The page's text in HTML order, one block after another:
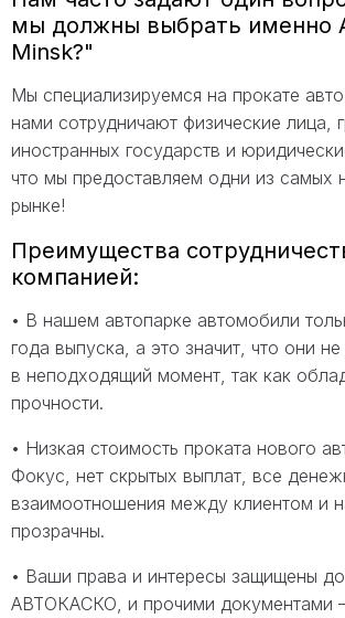
мы должны выбрать именно
Minsk?"
Мы специализируемся на прокате
нами сотрудничают физические лица,
иностранных государств и
что мы предоставляем одни из самых
рынке!
Преимущества
компанией:
• В нашем автопарке автомобили
года выпуска, а это значит, что они
в неподходящий момент, так как
прочности.
• Низкая стоимость проката нового
Фокус, нет скрытых выплат, все
взаимоотношения между клиентом и
прозрачны.
• Ваши права и интересы защищены
АВТОКАСКО, и прочими документами